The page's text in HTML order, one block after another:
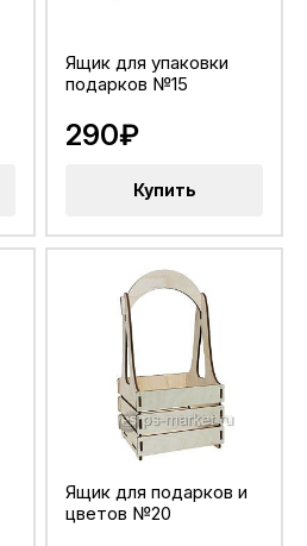
Ящик для упаковки
подарков №15
290₽
Купить
Ящик для подарков и
цветов №20